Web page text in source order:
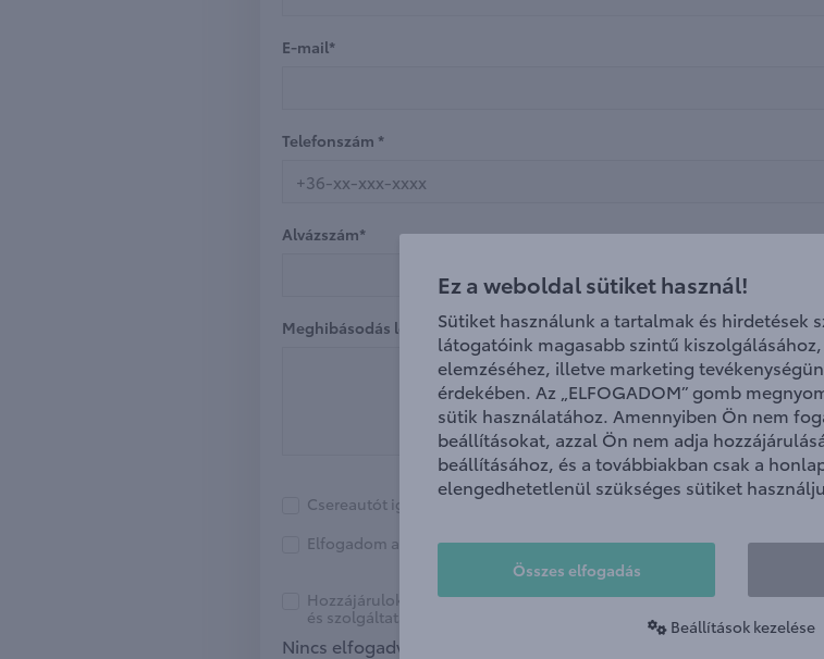
E-mail*
Telefonszám *
Alvázszám*
Meghibásodás leírása
Csereautót igényel
Elfogadom az
adatvédelmi tájékoztatótés a Toyota Central Europe Sp
Hozzájárulok, hogy az Emil Frey Magyarország Kft. és a Toyota Central
és szolgáltatásokról tájékoztatókat és ajánlatokat küldjön.
Nincs elfogadva a funkcionális süti, így a robot ellenőrzést nem
Ez a weboldal sütiket használ!
Sütiket használunk a tartalmak és hirdetések
látogatóink magasabb szintű
elemzéséhez, illetve marketing
érdekében. Az „ELFOGADOM” gomb
sütik használatához. Amennyiben Ön nem
beállításokat, azzal Ön nem adja
beállításához, és a továbbiakban csak a
elengedhetetlenül szükséges sütiket
Összes elfogadás
Beállítások kezelése